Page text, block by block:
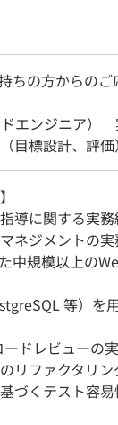
ちの方からの
ドエンジニア）
（目標設計、評
導に関する実
ネジメントの
中規模以上の
等）を
ドレビューの
リファクタリ
づくテスト容